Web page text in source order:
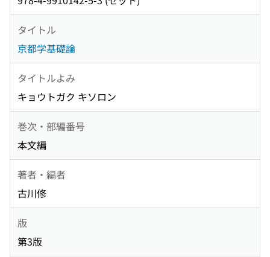
タイトル
京都学基礎論
タイトルよみ
キョウトガク キソロン
巻次・部編番号
本文編
著者・編者
古川修
版
第3版